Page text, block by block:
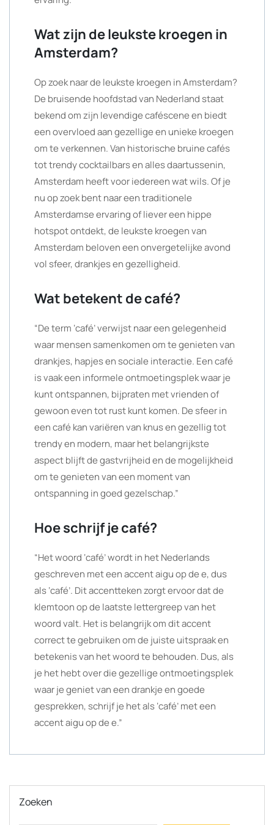
Wat zijn de leukste kroegen in
Amsterdam?
Op zoek naar de leukste kroegen in Amsterdam?
De bruisende hoofdstad van Nederland staat
bekend om zijn levendige caféscene en biedt
een overvloed aan gezellige en unieke kroegen
om te verkennen. Van historische bruine cafés
tot trendy cocktailbars en alles daartussenin,
Amsterdam heeft voor iedereen wat wils. Of je
nu op zoek bent naar een traditionele
Amsterdamse ervaring of liever een hippe
hotspot ontdekt, de leukste kroegen van
Amsterdam beloven een onvergetelijke avond
vol sfeer, drankjes en gezelligheid.
Wat betekent de café?
“De term ‘café’ verwijst naar een gelegenheid
waar mensen samenkomen om te genieten van
drankjes, hapjes en sociale interactie. Een café
is vaak een informele ontmoetingsplek waar je
kunt ontspannen, bijpraten met vrienden of
gewoon even tot rust kunt komen. De sfeer in
een café kan variëren van knus en gezellig tot
trendy en modern, maar het belangrijkste
aspect blijft de gastvrijheid en de mogelijkheid
om te genieten van een moment van
ontspanning in goed gezelschap.”
Hoe schrijf je café?
“Het woord ‘café’ wordt in het Nederlands
geschreven met een accent aigu op de e, dus
als ‘café’. Dit accentteken zorgt ervoor dat de
klemtoon op de laatste lettergreep van het
woord valt. Het is belangrijk om dit accent
correct te gebruiken om de juiste uitspraak en
betekenis van het woord te behouden. Dus, als
je het hebt over die gezellige ontmoetingsplek
waar je geniet van een drankje en goede
gesprekken, schrijf je het als ‘café’ met een
accent aigu op de e.”
Zoeken